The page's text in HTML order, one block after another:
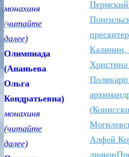
(читайте
далее)
Олимпиада
(Ананьева
Ольга
Кондратьевна)
(читайте
далее)
Пермский
пресвитер
Калинин,
Алфей
диакон